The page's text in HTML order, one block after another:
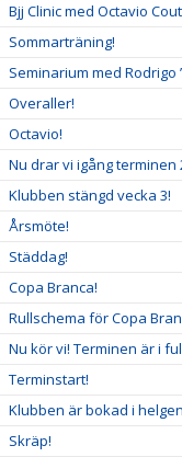
Bjj Clinic med Octavio
Sommarträning!
Seminarium med Rodrigo
Overaller!
Octavio!
Nu drar vi igång terminen
Klubben stängd vecka 3!
Årsmöte!
Städdag!
Copa Branca!
Rullschema för Copa
Nu kör vi! Terminen är i
Terminstart!
Klubben är bokad i
Skräp!